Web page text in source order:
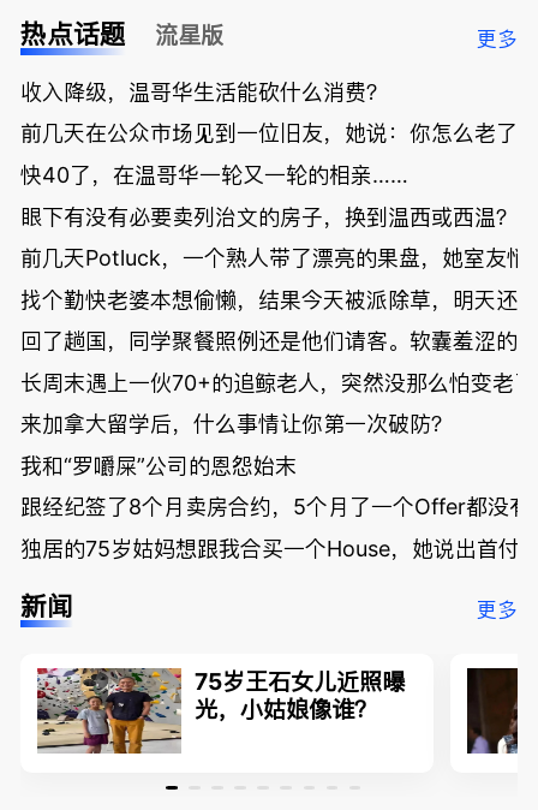
热点话题 流星版 更多
收入降级，温哥华生活能砍什么消费？
前几天在公众市场见到一位旧友，她说：你怎么老了
快40了，在温哥华一轮又一轮的相亲……
眼下有没有必要卖列治文的房子，换到温西或西温？
前几天Potluck，一个熟人带了漂亮的果盘，她室友悄
找个勤快老婆本想偷懒，结果今天被派除草，明天还
回了趟国，同学聚餐照例还是他们请客。软囊羞涩的
长周末遇上一伙70+的追鲸老人，突然没那么怕变老了
来加拿大留学后，什么事情让你第一次破防？
我和“罗嚼屎”公司的恩怨始末
跟经纪签了8个月卖房合约，5个月了一个Offer都没有
独居的75岁姑妈想跟我合买一个House，她说出首付
新闻 更多
75岁王石女儿近照曝
光，小姑娘像谁？